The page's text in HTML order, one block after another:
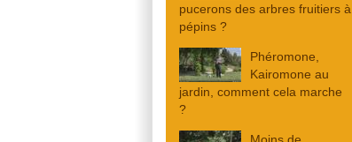
pucerons des arbres fruitiers à
pépins ?
Phéromone,
Kairomone au
jardin, comment cela marche
?